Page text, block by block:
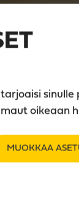
sinulle
oikeaan
MUOKKAA